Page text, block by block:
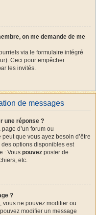
on me demande de me
via le formulaire intégré
Ceci pour empêcher
les invités.
de messages
une réponse ?
d’un forum ou
que vous ayez besoin d’être
options disponibles est
: Vous pouvez poster de
etc.
?
vous ne pouvez modifier ou
modifier un message